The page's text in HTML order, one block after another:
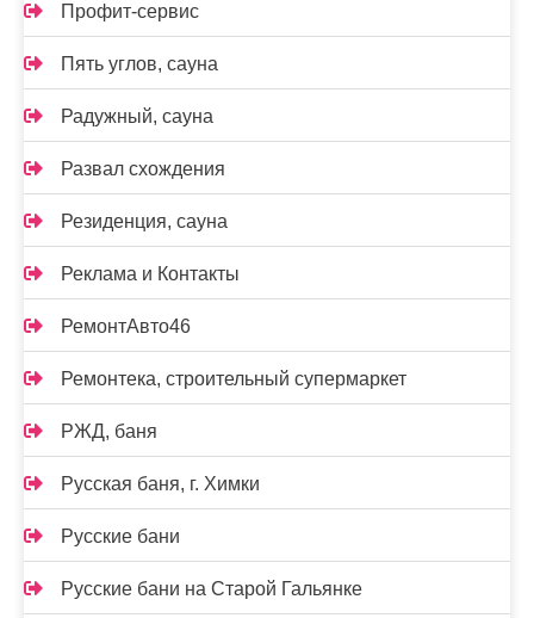
Профит-сервис
Пять углов, сауна
Радужный, сауна
Развал схождения
Резиденция, сауна
Реклама и Контакты
РемонтАвто46
Ремонтека, строительный супермаркет
РЖД, баня
Русская баня, г. Химки
Русские бани
Русские бани на Старой Гальянке